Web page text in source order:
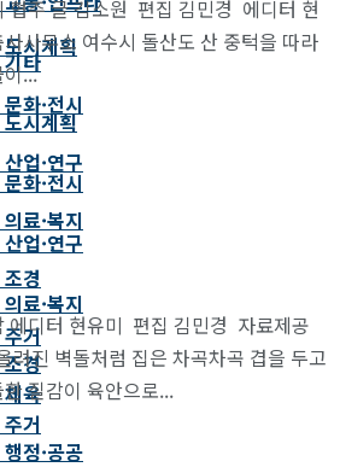
타
시계획
화·전시
업·연구
료·복지
경
거
시계획
화·전시
업·연구
료·복지
경
거
육
정·공공
협주 글 김소원 편집 김민경 에디터 현
사무소 여수시 돌산도 산 중턱을 따라
...
에디터 현유미 편집 김민경 자료제공
려진 벽돌처럼 집은 차곡차곡 겹을 두고
질감이 육안으로...